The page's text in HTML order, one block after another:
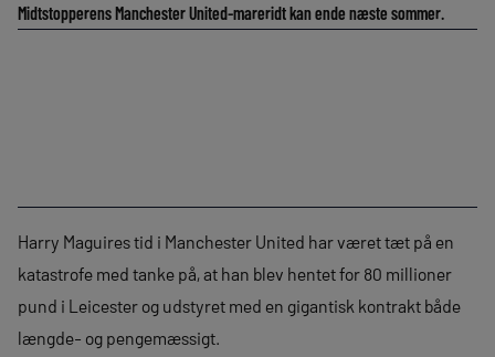
Midtstopperens Manchester United-mareridt kan ende næste sommer.
Harry Maguires tid i Manchester United har været tæt på en
katastrofe med tanke på, at han blev hentet for 80 millioner
pund i Leicester og udstyret med en gigantisk kontrakt både
længde- og pengemæssigt.